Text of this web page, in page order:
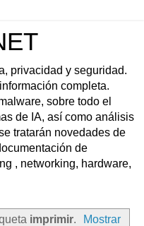
privacidad y seguridad.
completa.
sobre todo el
de IA, así como análisis
tratarán novedades de
de
, networking, hardware,
imprimir.
Mostrar